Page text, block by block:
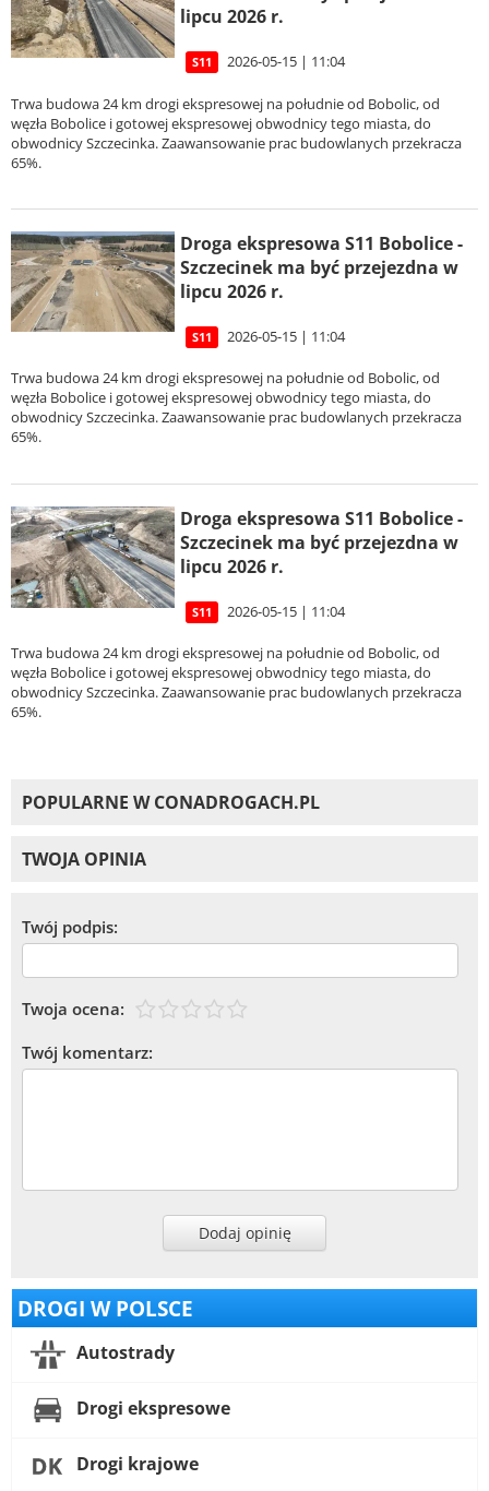
lipcu 2026 r.
S11 2026-05-15 | 11:04
Trwa budowa 24 km drogi ekspresowej na południe od Bobolic, od
węzła Bobolice i gotowej ekspresowej obwodnicy tego miasta, do
obwodnicy Szczecinka. Zaawansowanie prac budowlanych przekracza
65%.
Droga ekspresowa S11 Bobolice -
Szczecinek ma być przejezdna w
lipcu 2026 r.
S11 2026-05-15 | 11:04
Trwa budowa 24 km drogi ekspresowej na południe od Bobolic, od
węzła Bobolice i gotowej ekspresowej obwodnicy tego miasta, do
obwodnicy Szczecinka. Zaawansowanie prac budowlanych przekracza
65%.
Droga ekspresowa S11 Bobolice -
Szczecinek ma być przejezdna w
lipcu 2026 r.
S11 2026-05-15 | 11:04
Trwa budowa 24 km drogi ekspresowej na południe od Bobolic, od
węzła Bobolice i gotowej ekspresowej obwodnicy tego miasta, do
obwodnicy Szczecinka. Zaawansowanie prac budowlanych przekracza
65%.
POPULARNE W CONADROGACH.PL
TWOJA OPINIA
Twój podpis:
Twoja ocena:
Twój komentarz:
Dodaj opinię
DROGI W POLSCE
Autostrady
Drogi ekspresowe
Drogi krajowe